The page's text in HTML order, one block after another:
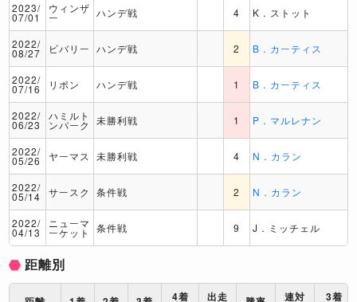
2023/
07/01
ウィンザ
ー ハンデ戦 4 K．ストット
2022/
08/27 ビバリー ハンデ戦 2 B．カーティス
2022/
07/16 リポン ハンデ戦 1 B．カーティス
2022/
06/23
ハミルト
ンパーク 未勝利戦 1 P．マルレナン
2022/
05/26 ヤーマス 未勝利戦 4 N．カラン
2022/
05/14 サースク 条件戦 2 N．カラン
2022/
04/13
ニューマ
ーケット 条件戦 9 J．ミッチェル
距離別
4着 出走 連対 3着